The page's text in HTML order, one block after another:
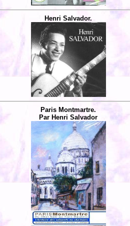
Henri Salvador.
Paris Montmartre.
Par Henri Salvador